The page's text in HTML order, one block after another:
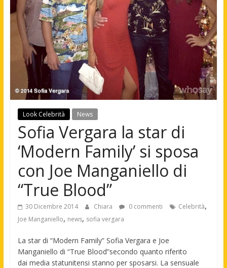
Look Celebrità News
Sofia Vergara la star di
‘Modern Family’ si sposa
con Joe Manganiello di
“True Blood”
30 Dicembre 2014 Chiara 0 commenti Celebrità,
Joe Manganiello, news, sofia vergara
La star di “Modern Family” Sofia Vergara e Joe
Manganiello di “True Blood”secondo quanto riferito
dai media statunitensi stanno per sposarsi. La sensuale